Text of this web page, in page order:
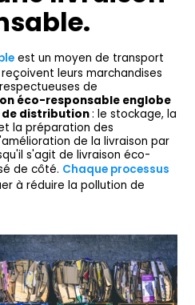
est un moyen de transport
leurs marchandises
de
éco-responsable englobe
de distribution: le stockage, la
la préparation des
de la livraison par
s'agit de livraison éco-
de côté. Chaque processus
à réduire la pollution de